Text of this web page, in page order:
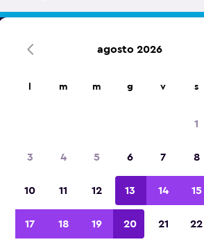
agosto 2026
m m g v s
1
3 4 5 6 7 8
10 11 12 13 14 15
17 18 19 20 21 22